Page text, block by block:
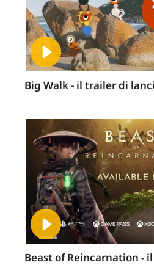
Big Walk - il trailer di
Beast of Reincarnation -